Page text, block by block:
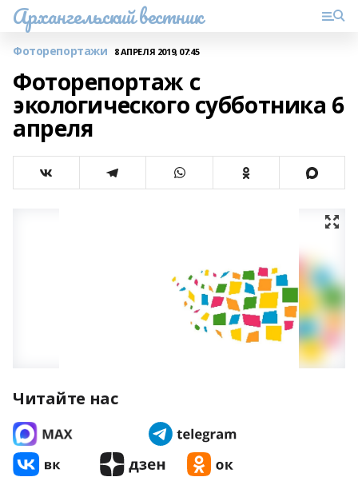
Архангельский вестник
Фоторепортажи 8 АПРЕЛЯ 2019, 07:45
Фоторепортаж с
экологического субботника 6
апреля
Читайте нас